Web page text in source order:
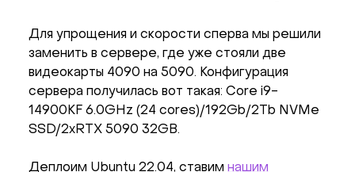
Для упрощения и скорости сперва мы решили
заменить в сервере, где уже стояли две
видеокарты 4090 на 5090. Конфигурация
сервера получилась вот такая: Core i9-
14900KF 6.0GHz (24 cores)/​192Gb/​2Tb NVMe
SSD/​2xRTX 5090 32GB.
Деплоим Ubuntu 22.04, ставим нашим